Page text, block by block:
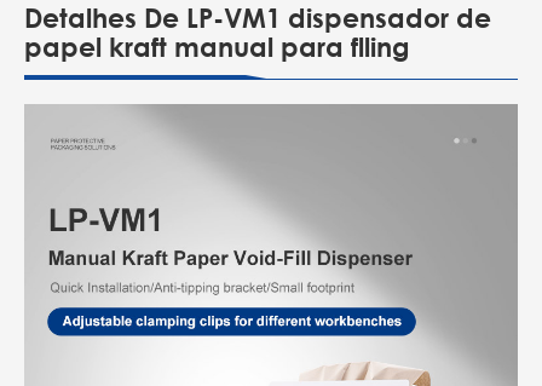
Detalhes De LP-VM1 dispensador de
papel kraft manual para flling